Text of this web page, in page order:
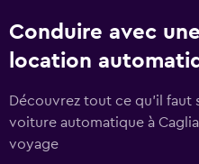
Conduire avec
location
Découvrez tout ce qu’il
voiture automatique à
voyage